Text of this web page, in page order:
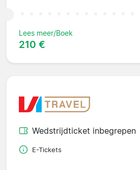
Lees meer/Boek
210 €
Wedstrijdticket inbegrepen
E-Tickets